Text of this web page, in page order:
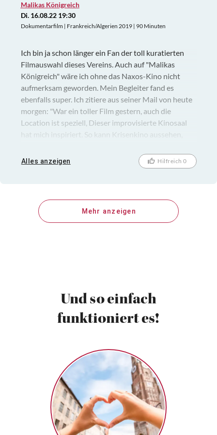
Malikas Königreich
Di. 16.08.22 19:30
Dokumentarfilm | Frankreich/Algerien 2019 | 90 Minuten
Ich bin ja schon länger ein Fan der toll kuratierten
Filmauswahl dieses Vereins. Auch auf "Malikas
Königreich" wäre ich ohne das Naxos-Kino nicht
aufmerksam geworden. Mein Begleiter fand es
ebenfalls super. Ich zitiere aus seiner Mail von heute
morgen: "War ein toller Film gestern, auch die
Location ist speziell, Dieser improvisierte Kinosaal
hat mich inspiriert. So kann Krisenkino aussehen,
aus! (mit etwas bequemeren, ausgemusterten
Serienstühlen vielleicht:) Ich meine das gar nicht
Alles anzeigen Hilfreich 0
Mehr anzeigen
Und so einfach
funktioniert es!